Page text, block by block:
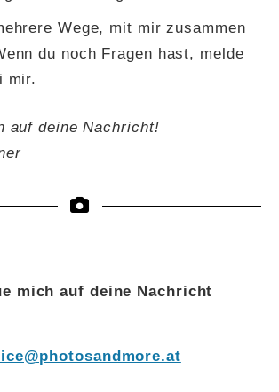
Wege, mit mir zusammen
du noch Fragen hast, melde
mir.
auf deine Nachricht!
mich auf deine Nachricht